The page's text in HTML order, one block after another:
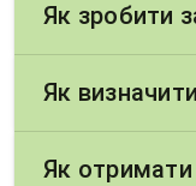
Як зробити
Як
Як